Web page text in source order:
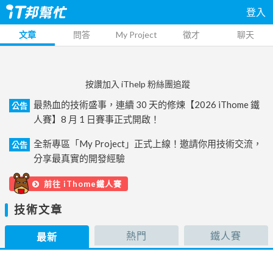
登入
文章 問答 My Project 徵才 聊天
按讚加入 iThelp 粉絲團追蹤
公告
最熱血的技術盛事，連續 30 天的修煉【2026 iThome 鐵
人賽】8 月 1 日賽事正式開啟！
公告
全新專區「My Project」正式上線！邀請你用技術交流，
分享最真實的開發經驗
前往 iThome鐵人賽
技術文章
最新 熱門 鐵人賽